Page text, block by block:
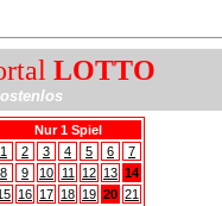
LOTTO
Nur 1 Spiel
1
2 3 4 5 6
7
8
9 10 11 12 13 14
16 17 18 19 20 21